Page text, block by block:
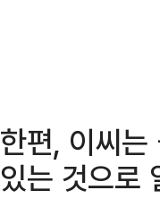
한편, 이씨
있는 것으로